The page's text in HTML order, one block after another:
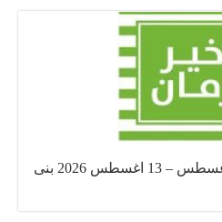
عروض خير زمان اليوم 2 اغسطس – 13 اغسطس 2026 بنى